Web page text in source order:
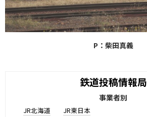
P：柴田真義
鉄道投稿情報局
事業者別
JR北海道 JR東日本